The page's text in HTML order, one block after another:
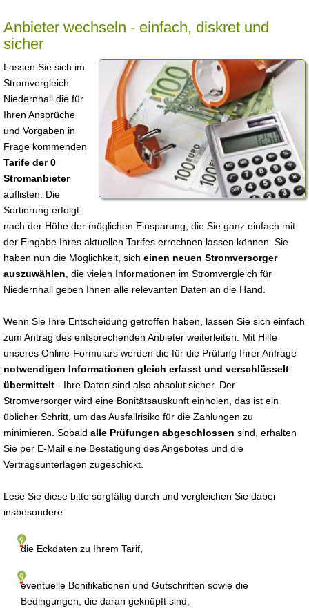
Anbieter wechseln - einfach, diskret und
sicher
Lassen Sie sich im
Stromvergleich
Niedernhall die für
Ihren Ansprüche
und Vorgaben in
Frage kommenden
Tarife der 0
Stromanbieter
auflisten. Die
Sortierung erfolgt
nach der Höhe der möglichen Einsparung, die Sie ganz einfach mit
der Eingabe Ihres aktuellen Tarifes errechnen lassen können. Sie
haben nun die Möglichkeit, sich einen neuen Stromversorger
auszuwählen , die vielen Informationen im Stromvergleich für
Niedernhall geben Ihnen alle relevanten Daten an die Hand.
Wenn Sie Ihre Entscheidung getroffen haben, lassen Sie sich einfach
zum Antrag des entsprechenden Anbieter weiterleiten. Mit Hilfe
unseres Online-Formulars werden die für die Prüfung Ihrer Anfrage
notwendigen Informationen gleich erfasst und verschlüsselt
übermittelt - Ihre Daten sind also absolut sicher. Der
Stromversorger wird eine Bonitätsauskunft einholen, das ist ein
üblicher Schritt, um das Ausfallrisiko für die Zahlungen zu
minimieren. Sobald alle Prüfungen abgeschlossen sind, erhalten
Sie per E-Mail eine Bestätigung des Angebotes und die
Vertragsunterlagen zugeschickt.
Lese Sie diese bitte sorgfältig durch und vergleichen Sie dabei
insbesondere
die Eckdaten zu Ihrem Tarif,
eventuelle Bonifikationen und Gutschriften sowie die
Bedingungen, die daran geknüpft sind,